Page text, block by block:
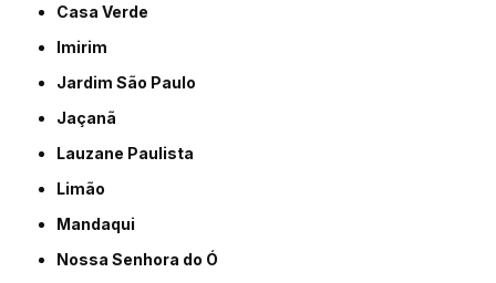
Casa Verde
Imirim
Jardim São Paulo
Jaçanã
Lauzane Paulista
Limão
Mandaqui
Nossa Senhora do Ó